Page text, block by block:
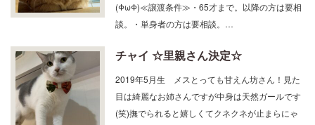
(ΦωΦ)≪譲渡条件≫・65才まで。以降の方は要相
談。・単身者の方は要相談。…
チャイ ☆里親さん決定☆
2019年5月生 メスとっても甘えん坊さん！見た
目は綺麗なお姉さんですが中身は天然ガールです
(笑)撫でられると嬉しくてクネクネが止まらにゃ